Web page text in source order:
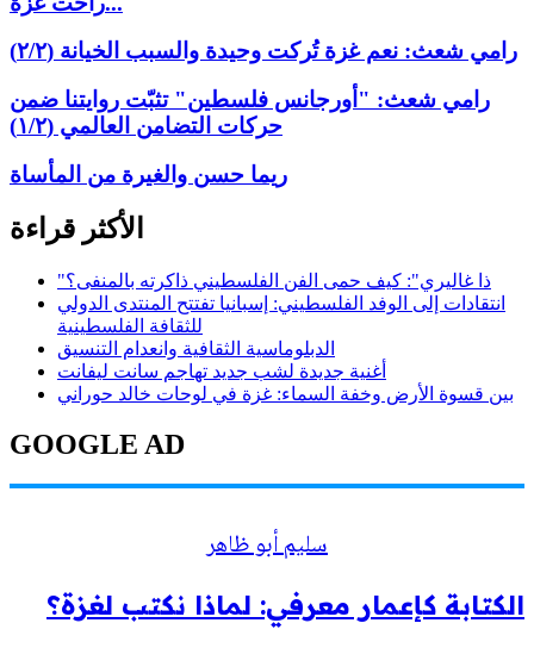
رامي شعث: نعم غزة تُركت وحيدة والسبب الخيانة (٢/٢)
رامي شعث: "أورجانس فلسطين" تثبّت روايتنا ضمن
حركات التضامن العالمي (١/٢)
ريما حسن والغيرة من المأساة
الأكثر قراءة
"ذا غاليري": كيف حمى الفن الفلسطيني ذاكرته بالمنفى؟
انتقادات إلى الوفد الفلسطيني: إسبانيا تفتتح المنتدى الدولي
للثقافة الفلسطينية
الدبلوماسية الثقافية وانعدام التنسيق
أغنية جديدة لشب جديد تهاجم سانت ليفانت
بين قسوة الأرض وخفة السماء: غزة في لوحات خالد حوراني
GOOGLE AD
سليم أبو ظاهر
الكتابة كإعمار معرفي: لماذا نكتب لغزة؟